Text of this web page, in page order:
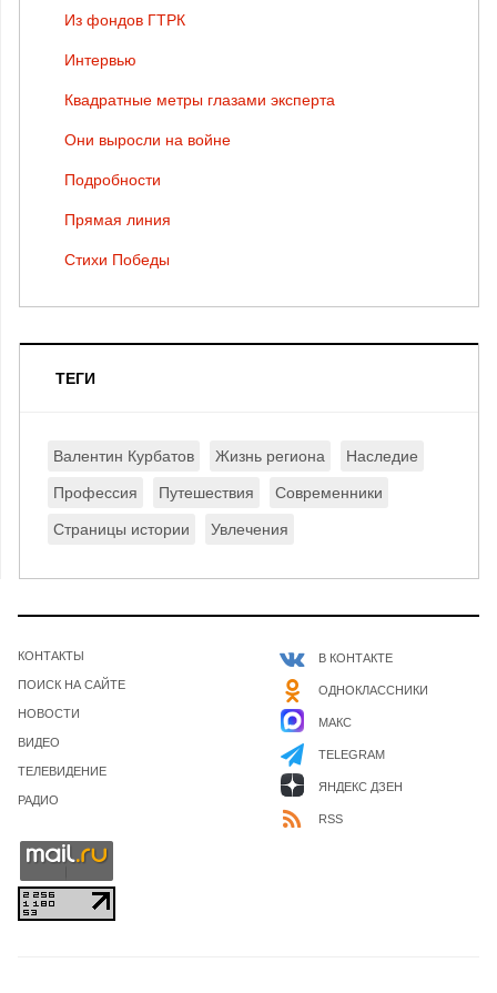
Из фондов ГТРК
Интервью
Квадратные метры глазами эксперта
Они выросли на войне
Подробности
Прямая линия
Стихи Победы
ТЕГИ
Валентин Курбатов Жизнь региона Наследие
Профессия Путешествия Современники
Страницы истории Увлечения
КОНТАКТЫ
ПОИСК НА САЙТЕ
НОВОСТИ
ВИДЕО
ТЕЛЕВИДЕНИЕ
РАДИО
В КОНТАКТЕ
ОДНОКЛАССНИКИ
МАКС
TELEGRAM
ЯНДЕКС ДЗЕН
RSS